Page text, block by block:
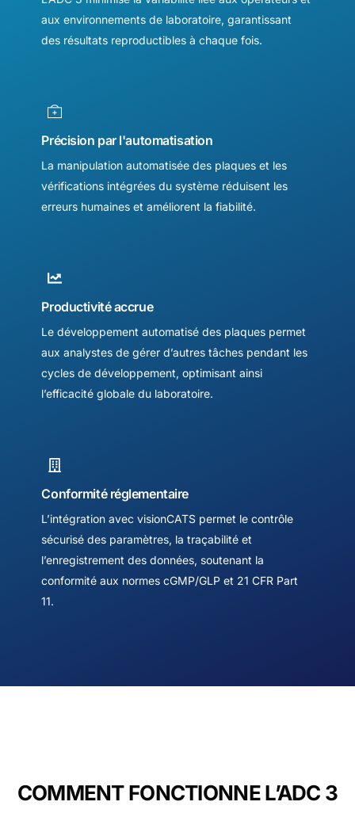
aux environnements de laboratoire, garantissant
des résultats reproductibles à chaque fois.
Précision par l'automatisation
La manipulation automatisée des plaques et les
vérifications intégrées du système réduisent les
erreurs humaines et améliorent la fiabilité.
Productivité accrue
Le développement automatisé des plaques permet
aux analystes de gérer d’autres tâches pendant les
cycles de développement, optimisant ainsi
l’efficacité globale du laboratoire.
Conformité réglementaire
L’intégration avec visionCATS permet le contrôle
sécurisé des paramètres, la traçabilité et
l’enregistrement des données, soutenant la
conformité aux normes cGMP/GLP et 21 CFR Part
11.
COMMENT FONCTIONNE L’ADC 3